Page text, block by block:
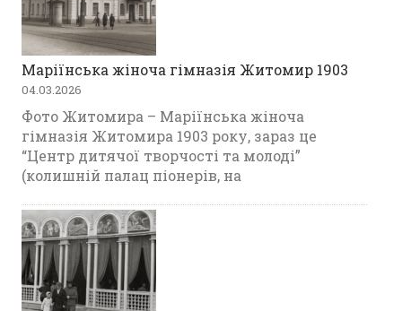
Маріїнська жіноча гімназія Житомир 1903
04.03.2026
Фото Житомира – Маріїнська жіноча
гімназія Житомира 1903 року, зараз це
“Центр дитячої творчості та молоді”
(колишній палац піонерів, на